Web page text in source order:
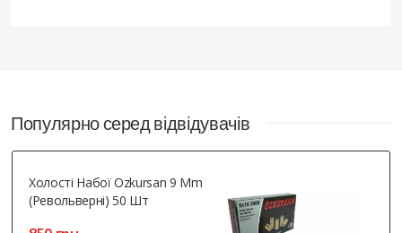
Популярно серед відвідувачів
Холості Набої Ozkursan 9 Mm
(револьверні) 50 Шт